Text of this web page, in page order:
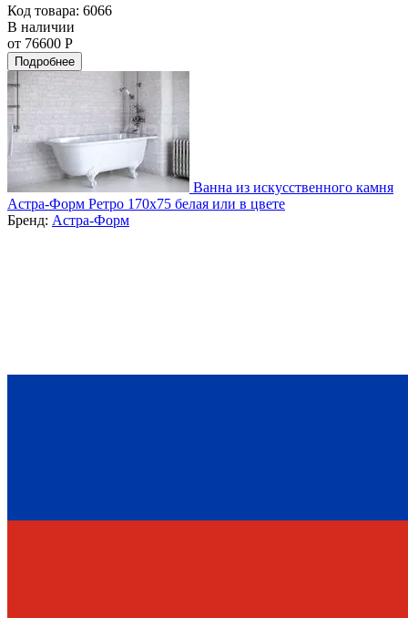
Код товара: 6066
В наличии
от 76600 Р
Подробнее
Ванна из искусственного камня
Астра-Форм Ретро 170х75 белая или в цвете
Бренд: Астра-Форм